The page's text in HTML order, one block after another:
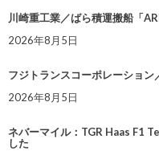
川崎重工業／ばら積運搬船「
2026年8月5日
フジトランスコーポレーショ
2026年8月5日
ネバーマイル：TGR Haas F1
した